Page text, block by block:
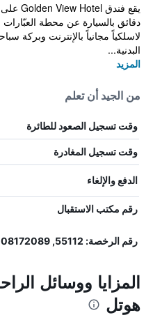
لاسلكياً مجانياً بالإنترنت وبركة
البدنية...
المزيد
من الجيد أن تعلم
وقت تسجيل الصعود للطائرة
وقت تسجيل المغادرة
الدفع والإلغاء
رقم مكتب الاستقبال
رقم الرخصة: 55112, 9120108172089
المزايا ووسائل
هوتل